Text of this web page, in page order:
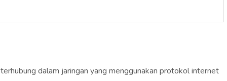
dalam jaringan yang menggunakan protokol internet